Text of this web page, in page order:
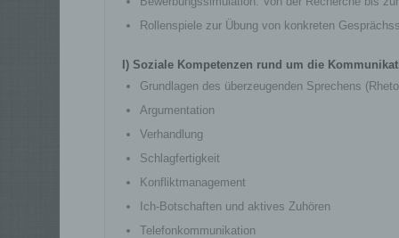
Rollenspiele zur Übung von konkreten
I) Soziale Kompetenzen rund um die
Grundlagen des überzeugenden Sprechens
Argumentation
Verhandlung
Schlagfertigkeit
Konfliktmanagement
Ich-Botschaften und aktives Zuhören
Telefonkommunikation